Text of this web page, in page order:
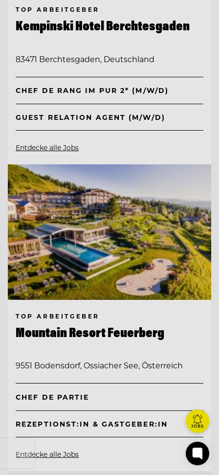
TOP ARBEITGEBER
Kempinski Hotel Berchtesgaden
83471 Berchtesgaden, Deutschland
CHEF DE RANG IM PUR 2* (M/W/D)
GUEST RELATION AGENT (M/W/D)
Entdecke alle Jobs
TOP ARBEITGEBER
Mountain Resort Feuerberg
9551 Bodensdorf, Ossiacher See, Österreich
CHEF DE PARTIE
REZEPTIONST:IN & GASTGEBER:IN
Entdecke alle Jobs
JOBS